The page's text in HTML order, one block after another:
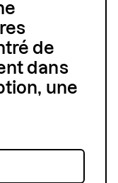
de
dans
une